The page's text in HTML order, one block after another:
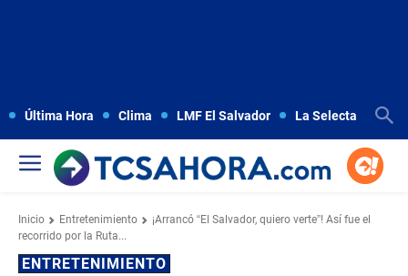
Última Hora Clima LMF El Salvador La Selecta
Inicio Entretenimiento
¡Arrancó “El Salvador, quiero verte”! Así fue el
recorrido por la Ruta...
ENTRETENIMIENTO